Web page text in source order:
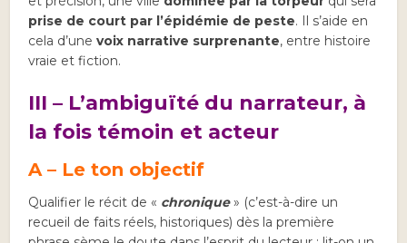
prise de court par l’épidémie de peste. Il s’aide en
cela d’unevoix narrative surprenante, entre histoire
vraie et fiction.
III – L’ambiguïté du narrateur, à
la fois témoin et acteur
A – Le ton objectif
Qualifier le récit de « chronique» (c’est-à-dire un
recueil de faits réels, historiques) dès la première